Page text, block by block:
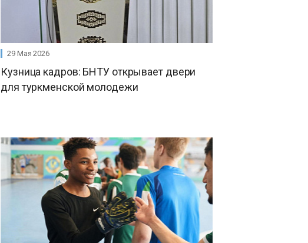
29 Мая 2026
Кузница кадров: БНТУ открывает двери
для туркменской молодежи